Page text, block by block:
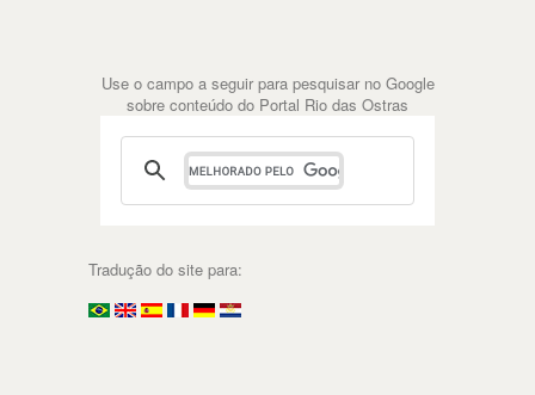
Use o campo a seguir para pesquisar no Google
sobre conteúdo do Portal Rio das Ostras
Tradução do site para: